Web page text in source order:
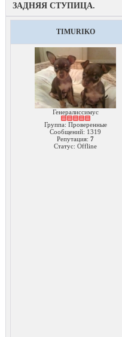
ЗАДНЯЯ СТУПИЦА.
TIMURIKO
Генералиссимус
Группа: Проверенные
Сообщений: 1319
Репутация: 7
Статус: Offline